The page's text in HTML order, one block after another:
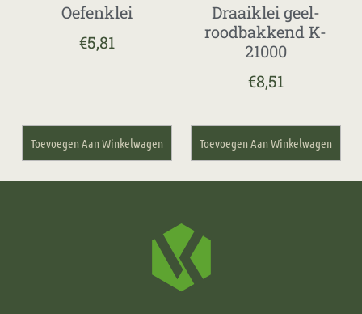
Oefenklei
€5,81
Toevoegen Aan Winkelwagen
Draaiklei geel-
roodbakkend K-
21000
€8,51
Toevoegen Aan Winkelwagen